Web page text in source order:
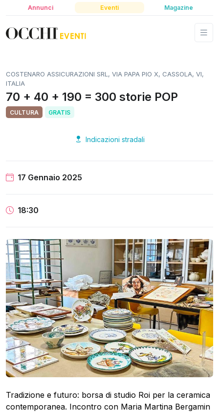
Annunci Eventi Magazine
COSTENARO ASSICURAZIONI SRL, VIA PAPA PIO X, CASSOLA, VI,
ITALIA
70 + 40 + 190 = 300 storie POP
CULTURA GRATIS
Indicazioni stradali
17 Gennaio 2025
18:30
Tradizione e futuro: borsa di studio Roi per la ceramica
contemporanea. Incontro con Maria Martina Bergamin